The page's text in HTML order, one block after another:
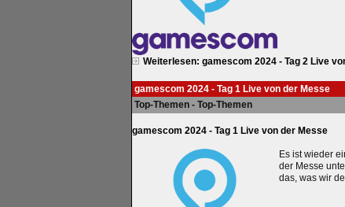
Weiterlesen: gamescom 2024 - Tag 2 Live
gamescom 2024 - Tag 1 Live von der Messe
Top-Themen - Top-Themen
gamescom 2024 - Tag 1 Live von der Messe
Es ist wieder
der Messe
das, was wir